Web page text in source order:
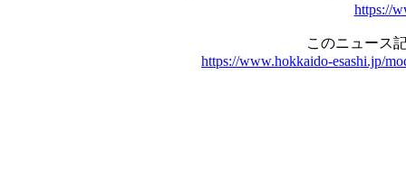
https://
このニュース
https://www.hokkaido-esashi.jp/